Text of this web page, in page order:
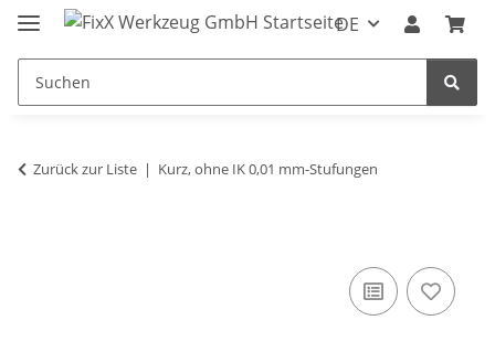
DE
Zurück zur Liste Kurz, ohne IK 0,01 mm-Stufungen